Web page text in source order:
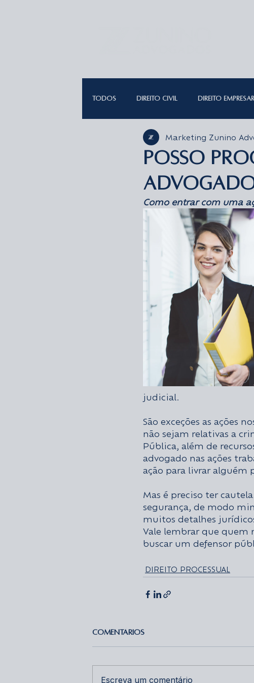
TODOS DIREITO CIVIL DIREITO
DIREITO AMBIENTAL DIREITO
DIREITO PENAL DIREITO DE VIZINHANÇA
DIREITO PROCESSUAL CIVIL
Posso
Marketing Zunino
Como entrar com uma
judicial.
São exceções as ações
não sejam relativas a
Pública, além de
advogado nas ações
ação para livrar alguém
Mas é preciso ter
segurança, de modo
muitos detalhes
Vale lembrar que quem
buscar um defensor
DIREITO PROCESSUAL
Comentários
Escreva um comentário